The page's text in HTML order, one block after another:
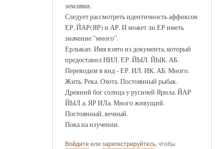
землями.
Следует рассмотреть идентичность аффиксов
ЕР, ЙАР(ЯР) и АР. И может ли ЕР иметь
значение ”много”.
Ерлыкап. Имя взято из документа, который
предоставил НИЛ. ЕР. ЙЫЛ. ЙЫК. АБ.
Переводим в вид - ЕР. ИЛ. ИК. АБ. Много.
Жить. Река. Охота. Постоянный рыбак.
Древний бог солнца у русичей Ярила. ЙАР
ЙЫЛ а. ЯР ИЛа. Много живущий.
Постоянный, вечный.
Пока на изучении.
Войдите или зарегистрируйтесь, чтобы